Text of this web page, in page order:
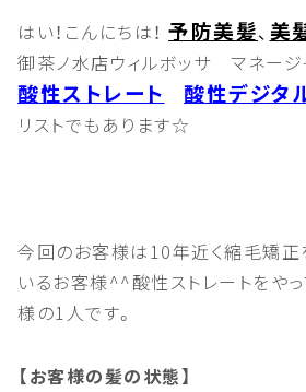
はい！こんにちは！ 予防美髪、 美
御茶ノ水店ウィルボッサ マネー
酸性ストレート 酸性デジタ
リストでもあります☆
今回のお客様は10年近く縮毛矯正
いるお客様^^酸性ストレートをや
様の1人です。
【お客様の髪の状態】